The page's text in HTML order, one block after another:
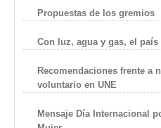
Propuestas de los gremios
Con luz, agua y gas, el país
Recomendaciones frente a
voluntario en UNE
Mensaje Día Internacional